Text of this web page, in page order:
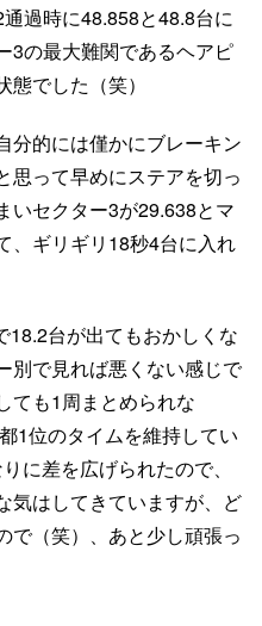
過時に48.858と48.8台に
3の最大難関であるヘアピ
でした（笑）
分的には僅かにブレーキン
思って早めにステアを切っ
いセクター3が29.638とマ
、ギリギリ18秒4台に入れ
台が出てもおかしくな
別で見れば悪くない感じで
ても1周まとめられな
1位のタイムを維持してい
に差を広げられたので、
気はしてきていますが、ど
で（笑）、あと少し頑張っ